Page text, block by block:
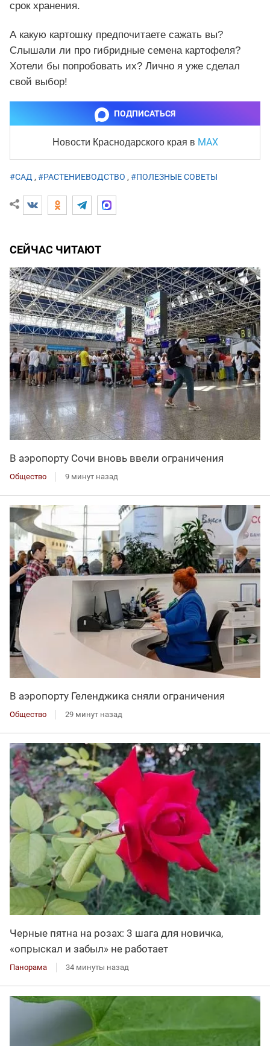
срок хранения.
А какую картошку предпочитаете сажать вы?
Слышали ли про гибридные семена картофеля?
Хотели бы попробовать их? Лично я уже сделал
свой выбор!
ПОДПИСАТЬСЯ
Новости Краснодарского края в MAX
#САД, #РАСТЕНИЕВОДСТВО , #ПОЛЕЗНЫЕ СОВЕТЫ
СЕЙЧАС ЧИТАЮТ
В аэропорту Сочи вновь ввели ограничения
Общество 9 минут назад
В аэропорту Геленджика сняли ограничения
Общество 29 минут назад
Черные пятна на розах: 3 шага для новичка,
«опрыскал и забыл» не работает
Панорама 34 минуты назад